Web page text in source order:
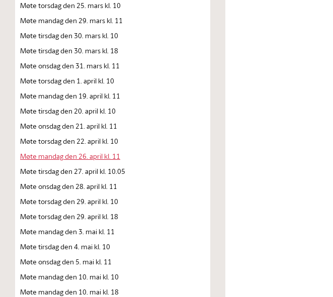
Møte torsdag den 25. mars kl. 10
Møte mandag den 29. mars kl. 11
Møte tirsdag den 30. mars kl. 10
Møte tirsdag den 30. mars kl. 18
Møte onsdag den 31. mars kl. 11
Møte torsdag den 1. april kl. 10
Møte mandag den 19. april kl. 11
Møte tirsdag den 20. april kl. 10
Møte onsdag den 21. april kl. 11
Møte torsdag den 22. april kl. 10
Møte mandag den 26. april kl. 11
Møte tirsdag den 27. april kl. 10.05
Møte onsdag den 28. april kl. 11
Møte torsdag den 29. april kl. 10
Møte torsdag den 29. april kl. 18
Møte mandag den 3. mai kl. 11
Møte tirsdag den 4. mai kl. 10
Møte onsdag den 5. mai kl. 11
Møte mandag den 10. mai kl. 10
Møte mandag den 10. mai kl. 18